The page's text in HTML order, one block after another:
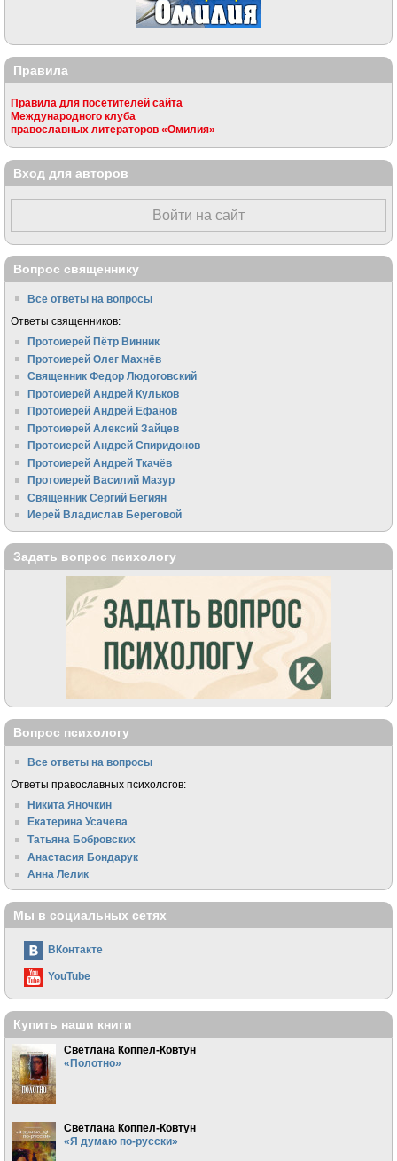
Правила
Правила для посетителей сайта
Международного клуба
православных литераторов «Омилия»
Вход для авторов
Войти на сайт
Вопрос священнику
Все ответы на вопросы
Ответы священников:
Протоиерей Пётр Винник
Протоиерей Олег Махнёв
Священник Федор Людоговский
Протоиерей Андрей Кульков
Протоиерей Андрей Ефанов
Протоиерей Алексий Зайцев
Протоиерей Андрей Спиридонов
Протоиерей Андрей Ткачёв
Протоиерей Василий Мазур
Священник Сергий Бегиян
Иерей Владислав Береговой
Задать вопрос психологу
Вопрос психологу
Все ответы на вопросы
Ответы православных психологов:
Никита Яночкин
Екатерина Усачева
Татьяна Бобровских
Анастасия Бондарук
Анна Лелик
Мы в социальных сетях
ВКонтакте
YouTube
Купить наши книги
Светлана Коппел-Ковтун
«Полотно»
Светлана Коппел-Ковтун
«Я думаю по-русски»